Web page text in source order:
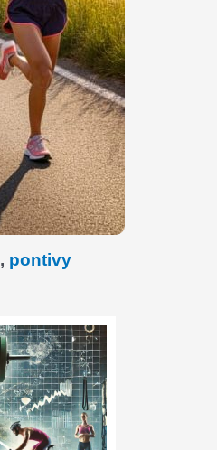
, pontivy